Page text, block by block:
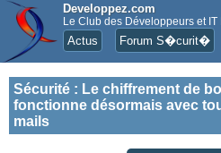
Developpez.com
Le Club des Développeurs et IT
Actus Forum S�curit�
Sécurité : Le chiffrement de
fonctionne désormais avec
mails